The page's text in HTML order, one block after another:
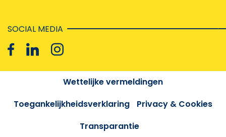
SOCIAL MEDIA
Wettelijke vermeldingen
Toegankelijkheidsverklaring
Privacy & Cookies
Transparantie